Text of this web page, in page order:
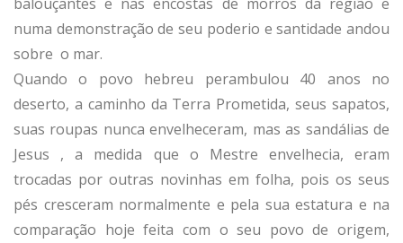
numa demonstração de seu poderio e santidade andou
sobre o mar.
Quando o povo hebreu perambulou 40 anos no
deserto, a caminho da Terra Prometida, seus sapatos,
suas roupas nunca envelheceram, mas as sandálias de
Jesus , a medida que o Mestre envelhecia, eram
trocadas por outras novinhas em folha, pois os seus
pés cresceram normalmente e pela sua estatura e na
comparação hoje feita com o seu povo de origem,